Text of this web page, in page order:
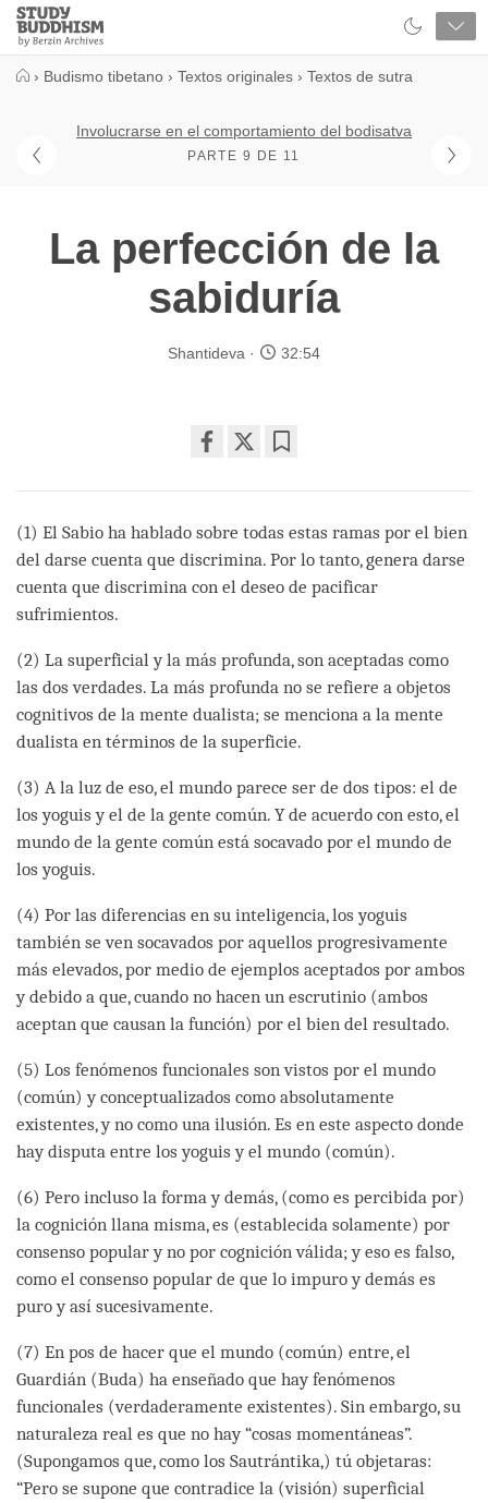
Close
Study
Buddhism
› Budismo tibetano › Textos originales › Textos de sutra
Involucrarse en el comportamiento del bodisatva
PARTE 9 DE 11
La perfección de la
sabiduría
Shantideva 32:54
on
facebook
(1) El Sabio ha hablado sobre todas estas ramas por el bien
del darse cuenta que discrimina. Por lo tanto, genera darse
cuenta que discrimina con el deseo de pacificar
sufrimientos.
(2) La superficial y la más profunda, son aceptadas como
las dos verdades. La más profunda no se refiere a objetos
cognitivos de la mente dualista; se menciona a la mente
dualista en términos de la superficie.
(3) A la luz de eso, el mundo parece ser de dos tipos: el de
los yoguis y el de la gente común. Y de acuerdo con esto, el
mundo de la gente común está socavado por el mundo de
los yoguis.
(4) Por las diferencias en su inteligencia, los yoguis
también se ven socavados por aquellos progresivamente
más elevados, por medio de ejemplos aceptados por ambos
y debido a que, cuando no hacen un escrutinio (ambos
aceptan que causan la función) por el bien del resultado.
(5) Los fenómenos funcionales son vistos por el mundo
(común) y conceptualizados como absolutamente
existentes, y no como una ilusión. Es en este aspecto donde
hay disputa entre los yoguis y el mundo (común).
(6) Pero incluso la forma y demás, (como es percibida por)
la cognición llana misma, es (establecida solamente) por
consenso popular y no por cognición válida; y eso es falso,
como el consenso popular de que lo impuro y demás es
puro y así sucesivamente.
(7) En pos de hacer que el mundo (común) entre, el
Guardián (Buda) ha enseñado que hay fenómenos
funcionales (verdaderamente existentes). Sin embargo, su
naturaleza real es que no hay “cosas momentáneas”.
(Supongamos que, como los Sautrántika,) tú objetaras:
“Pero se supone que contradice la (visión) superficial